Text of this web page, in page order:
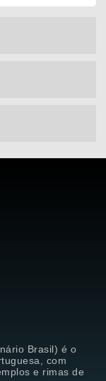
Brasil) é o
com
e rimas de